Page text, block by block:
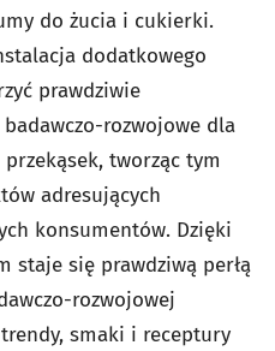
do żucia i cukierki.
dodatkowego
prawdziwie
rozwojowe dla
tworząc tym
adresujących
konsumentów. Dzięki
staje się prawdziwą perłą
rozwojowej
smaki i receptury